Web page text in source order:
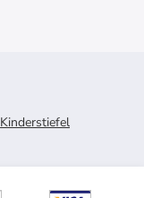
Kinderstiefel